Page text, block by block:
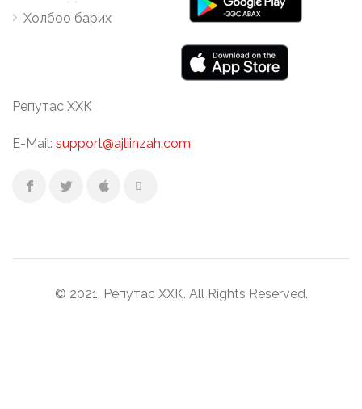
Холбоо барих
Репутас ХХК
E-Mail: support@ajliinzah.com
© 2021, Репутас ХХК. All Rights Reserved.